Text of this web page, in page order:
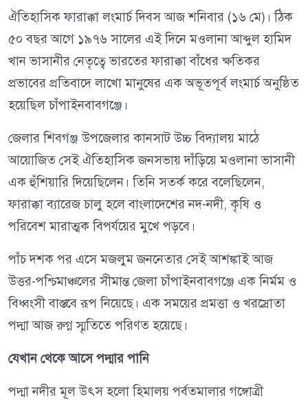
ঐতিহাসিক ফারাক্কা লংমার্চ দিবস আজ শনিবার (১৬ মে)। ঠিক
৫০ বছর আগে ১৯৭৬ সালের এই দিনে মওলানা আব্দুল হামিদ
খান ভাসানীর নেতৃত্বে ভারতের ফারাক্কা বাঁধের ক্ষতিকর
প্রভাবের প্রতিবাদে লাখো মানুষের এক অভূতপূর্ব লংমার্চ অনুষ্ঠিত
হয়েছিল চাঁপাইনবাবগঞ্জে।
জেলার শিবগঞ্জ উপজেলার কানসাট উচ্চ বিদ্যালয় মাঠে
আয়োজিত সেই ঐতিহাসিক জনসভায় দাঁড়িয়ে মওলানা ভাসানী
এক হুঁশিয়ারি দিয়েছিলেন। তিনি সতর্ক করে বলেছিলেন,
ফারাক্কা ব্যারেজ চালু হলে বাংলাদেশের নদ-নদী, কৃষি ও
পরিবেশ মারাত্মক বিপর্যয়ের মুখে পড়বে।
পাঁচ দশক পর এসে মজলুম জননেতার সেই আশঙ্কাই আজ
উত্তর-পশ্চিমাঞ্চলের সীমান্ত জেলা চাঁপাইনবাবগঞ্জে এক নির্মম ও
বিধ্বংসী বাস্তবে রূপ নিয়েছে। এক সময়ের প্রমত্তা ও খরস্রোতা
পদ্মা আজ রুগ্ন স্মৃতিতে পরিণত হয়েছে।
যেখান থেকে আসে পদ্মার পানি
পদ্মা নদীর মূল উৎস হলো হিমালয় পর্বতমালার গঙ্গোত্রী